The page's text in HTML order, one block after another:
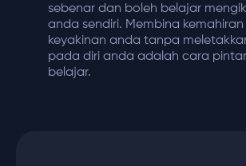
sebenar dan boleh belajar
anda sendiri. Membina
keyakinan anda tanpa
pada diri anda adalah cara
belajar.